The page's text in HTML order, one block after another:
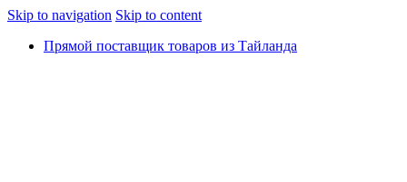
Skip to navigation Skip to content
Прямой поставщик товаров из Тайланда